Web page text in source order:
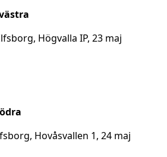
Högvalla IP, 23 maj
Hovåsvallen 1, 24 maj